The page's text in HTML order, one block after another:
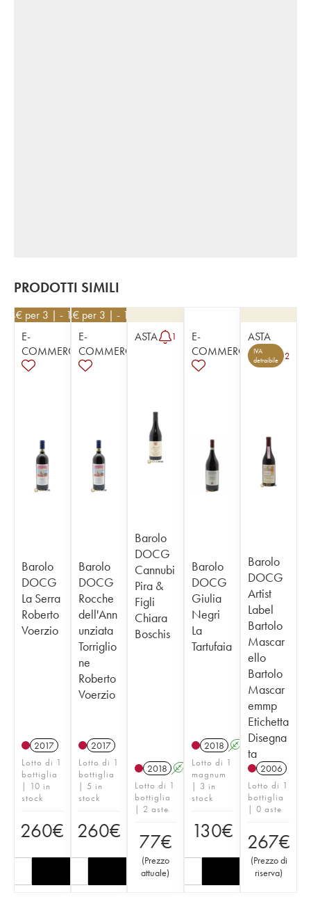
PRODOTTI SIMILI
€ per 3 | - 10%
E-
COMMERCE
Barolo
DOCG
La Serra
Roberto
Voerzio
2017
Lotto di 1
bottiglia
| 10 in
stock
260€
234€ per 3 | - 10%
E-
COMMERCE
Barolo
DOCG
Rocche
dell'Ann
unziata
Torriglio
ne
Roberto
Voerzio
2017
Lotto di 1
bottiglia
| 5 in
stock
260€
ASTA 1
Barolo
DOCG
Cannubi
Pira &
Figli
Chiara
Boschis
2018 A
Lotto di 1
bottiglia
| 2 aste
77€
(Prezzo
attuale)
E-
COMMERCE
Barolo
DOCG
Giulia
Negri
La
Tartufaia
2018 A
Lotto di 1
magnum
| 3 in
stock
130€
ASTA
IVA
detraibile
2
Barolo
DOCG
Artist
Label
Bartolo
Mascar
ello
Bartolo
Mascar
emmp
Etichetta
Disegna
ta
2006
Lotto di 1
bottiglia
| 0 aste
267€
(Prezzo di
riserva)